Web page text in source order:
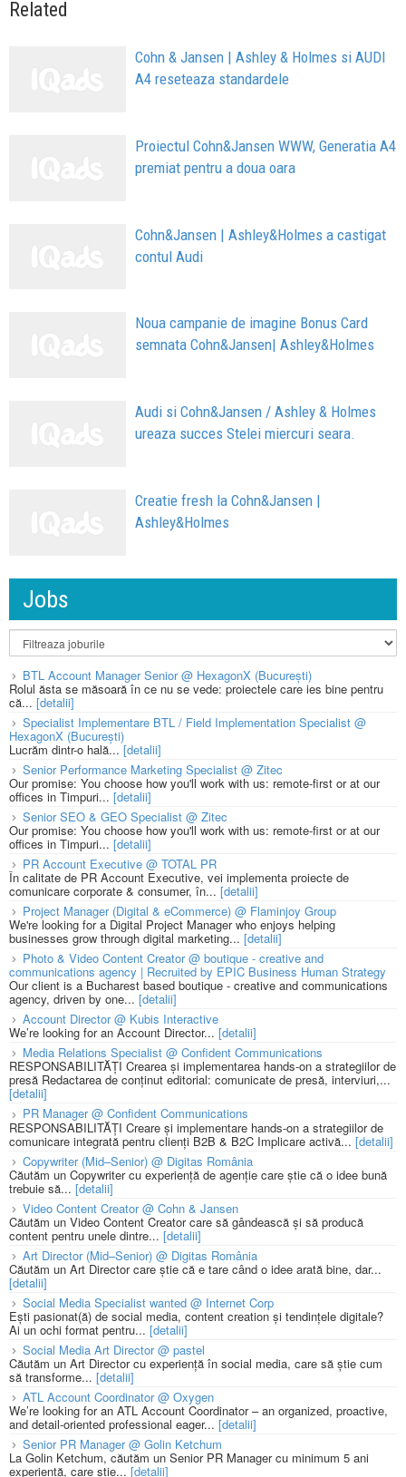
Related
Cohn & Jansen | Ashley & Holmes si AUDI
A4 reseteaza standardele
Proiectul Cohn&Jansen WWW, Generatia A4
premiat pentru a doua oara
Cohn&Jansen | Ashley&Holmes a castigat
contul Audi
Noua campanie de imagine Bonus Card
semnata Cohn&Jansen| Ashley&Holmes
Audi si Cohn&Jansen / Ashley & Holmes
ureaza succes Stelei miercuri seara.
Creatie fresh la Cohn&Jansen |
Ashley&Holmes
Jobs
BTL Account Manager Senior @ HexagonX (București)
Rolul ăsta se măsoară în ce nu se vede: proiectele care ies bine pentru
că... [detalii]
Specialist Implementare BTL / Field Implementation Specialist @
HexagonX (București)
Lucrăm dintr-o hală...[detalii]
Senior Performance Marketing Specialist @ Zitec
Our promise: You choose how you'll work with us: remote-first or at our
offices in Timpuri... [detalii]
Senior SEO & GEO Specialist @ Zitec
Our promise: You choose how you'll work with us: remote-first or at our
offices in Timpuri... [detalii]
PR Account Executive @ TOTAL PR
În calitate de PR Account Executive, vei implementa proiecte de
comunicare corporate & consumer, în... [detalii]
Project Manager (Digital & eCommerce) @ Flaminjoy Group
We're looking for a Digital Project Manager who enjoys helping
businesses grow through digital marketing... [detalii]
Photo & Video Content Creator @ boutique - creative and
communications agency | Recruited by EPIC Business Human Strategy
Our client is a Bucharest based boutique - creative and communications
agency, driven by one... [detalii]
Account Director @ Kubis Interactive
We’re looking for an Account Director... [detalii]
Media Relations Specialist @ Confident Communications
RESPONSABILITĂȚI Crearea și implementarea hands-on a strategiilor de
presă Redactarea de conținut editorial: comunicate de presă, interviuri,...
[detalii]
PR Manager @ Confident Communications
RESPONSABILITĂȚI Creare și implementare hands-on a strategiilor de
comunicare integrată pentru clienți B2B & B2C Implicare activă... [detalii]
Copywriter (Mid–Senior) @ Digitas România
Căutăm un Copywriter cu experiență de agenție care știe că o idee bună
trebuie să... [detalii]
Video Content Creator @ Cohn & Jansen
Căutăm un Video Content Creator care să gândească și să producă
content pentru unele dintre... [detalii]
Art Director (Mid–Senior) @ Digitas România
Căutăm un Art Director care știe că e tare când o idee arată bine, dar...
[detalii]
Social Media Specialist wanted @ Internet Corp
Ești pasionat(ă) de social media, content creation și tendințele digitale?
Ai un ochi format pentru... [detalii]
Social Media Art Director @ pastel
Căutăm un Art Director cu experiență în social media, care să știe cum
să transforme... [detalii]
ATL Account Coordinator @ Oxygen
We’re looking for an ATL Account Coordinator – an organized, proactive,
and detail-oriented professional eager... [detalii]
Senior PR Manager @ Golin Ketchum
La Golin Ketchum, căutăm un Senior PR Manager cu minimum 5 ani
experiență, care știe... [detalii]